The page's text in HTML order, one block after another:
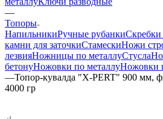
—
Топоры
НапильникиРучные рубанкиСкребки
камни для заточкиСтамескиНожи
лезвияНожницы по металлуСтусла
бетонуНожовки по металлуНожовки
—Топор-кувалда "X-PERT" 900 мм,
4000 гр